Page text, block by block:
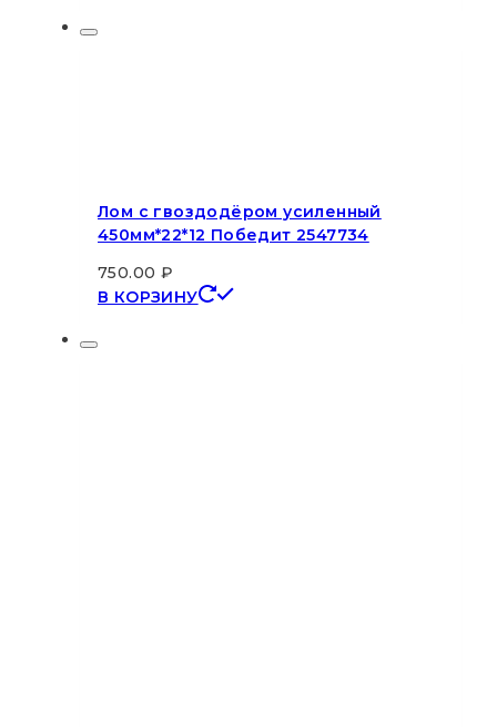
Лом с гвоздодёром усиленный
450мм*22*12 Победит 2547734
750.00 ₽
В КОРЗИНУ